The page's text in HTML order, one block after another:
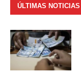
ÚLTIMAS NOTICIAS